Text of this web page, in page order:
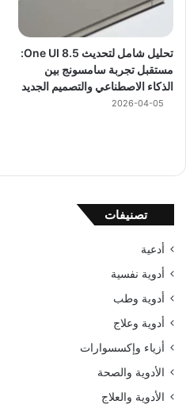
تحليل شامل لتحديث One UI 8.5:
مستقبل تجربة سامسونج بين
الذكاء الاصطناعي والتصميم الجديد
2026-04-05
تصنيفات
أدعية
أدوية نفسية
أدوية وطب
أدوية وعلاج
أزياء وإكسسوارات
الأدوية والصحة
الأدوية والعلاج